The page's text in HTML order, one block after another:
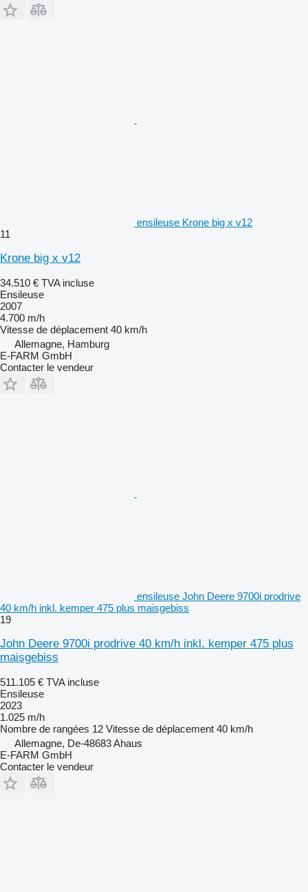
ensileuse Krone big x v12
11
Krone big x v12
34.510 € TVA incluse
Ensileuse
2007
4.700 m/h
Vitesse de déplacement 40 km/h
Allemagne, Hamburg
E-FARM GmbH
Contacter le vendeur
ensileuse John Deere 9700i prodrive
40 km/h inkl. kemper 475 plus maisgebiss
19
John Deere 9700i prodrive 40 km/h inkl. kemper 475 plus
maisgebiss
511.105 € TVA incluse
Ensileuse
2023
1.025 m/h
Nombre de rangées 12 Vitesse de déplacement 40 km/h
Allemagne, De-48683 Ahaus
E-FARM GmbH
Contacter le vendeur